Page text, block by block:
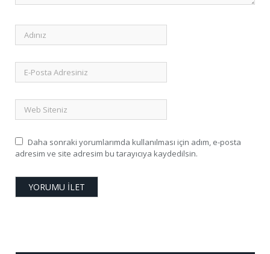
Daha sonraki yorumlarımda kullanılması için adım, e-posta
adresim ve site adresim bu tarayıcıya kaydedilsin.